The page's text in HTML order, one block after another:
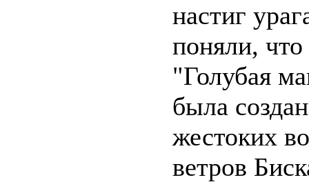
настиг
поняли,
"Голубая
была
жестоких
ветров